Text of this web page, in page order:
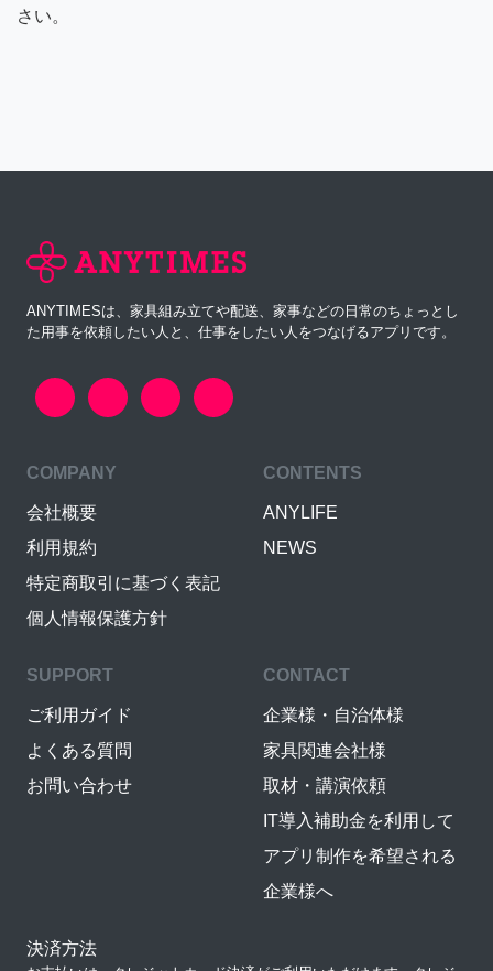
さい。
ANYTIMESは、家具組み立てや配送、家事などの日常のちょっとし
た用事を依頼したい人と、仕事をしたい人をつなげるアプリです。
COMPANY
会社概要
利用規約
特定商取引に基づく表記
個人情報保護方針
CONTENTS
ANYLIFE
NEWS
SUPPORT
ご利用ガイド
よくある質問
お問い合わせ
CONTACT
企業様・自治体様
家具関連会社様
取材・講演依頼
IT導入補助金を利用して
アプリ制作を希望される
企業様へ
決済方法